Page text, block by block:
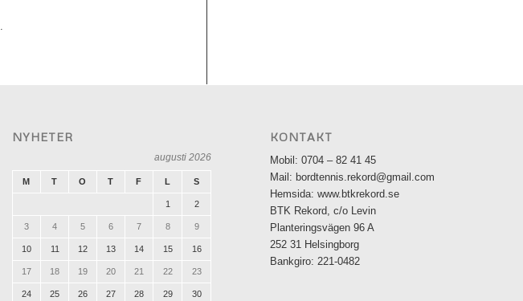
.
NYHETER
augusti 2026
M T O T F L S
1 2
3 4 5 6 7 8 9
10 11 12 13 14 15 16
17 18 19 20 21 22 23
24 25 26 27 28 29 30
KONTAKT
Mobil: 0704 – 82 41 45
Mail: bordtennis.rekord@gmail.com
Hemsida: www.btkrekord.se
BTK Rekord, c/o Levin
Planteringsvägen 96 A
252 31 Helsingborg
Bankgiro: 221-0482